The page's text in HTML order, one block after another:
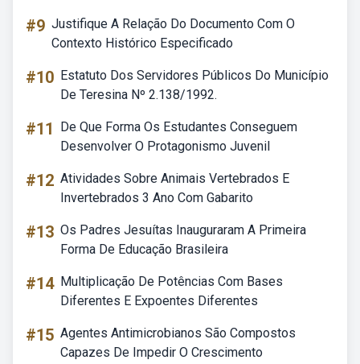
#9 Justifique A Relação Do Documento Com O
Contexto Histórico Especificado
#10 Estatuto Dos Servidores Públicos Do Município
De Teresina Nº 2.138/1992.
#11
De Que Forma Os Estudantes Conseguem
Desenvolver O Protagonismo Juvenil
#12 Atividades Sobre Animais Vertebrados E
Invertebrados 3 Ano Com Gabarito
#13 Os Padres Jesuítas Inauguraram A Primeira
Forma De Educação Brasileira
#14 Multiplicação De Potências Com Bases
Diferentes E Expoentes Diferentes
#15 Agentes Antimicrobianos São Compostos
Capazes De Impedir O Crescimento